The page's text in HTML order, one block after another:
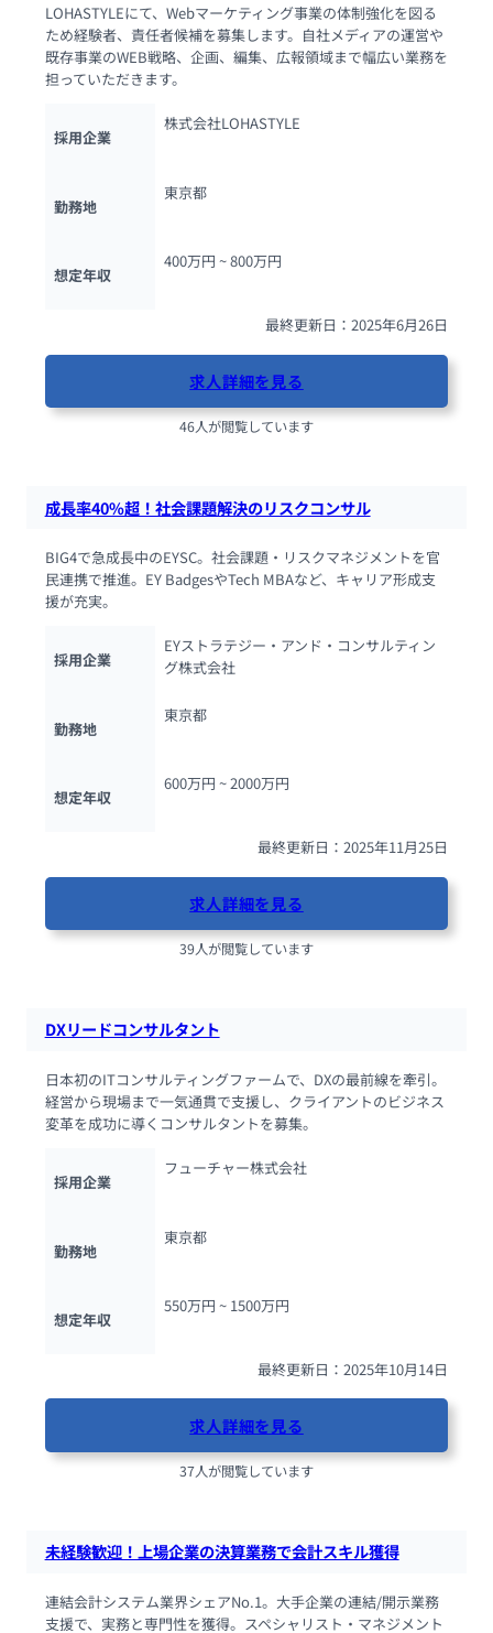
LOHASTYLEにて、Webマーケティング事業の体制強化を図る
ため経験者、責任者候補を募集します。自社メディアの運営や
既存事業のWEB戦略、企画、編集、広報領域まで幅広い業務を
担っていただきます。
採用企業
株式会社LOHASTYLE
勤務地
東京都
想定年収
400万円 ~ 800万円
最終更新日：2025年6月26日
求人詳細を見る
46人が閲覧しています
成長率40%超！社会課題解決のリスクコンサル
BIG4で急成長中のEYSC。社会課題・リスクマネジメントを官
民連携で推進。EY BadgesやTech MBAなど、キャリア形成支
援が充実。
採用企業
EYストラテジー・アンド・コンサルティン
グ株式会社
勤務地
東京都
想定年収
600万円 ~ 2000万円
最終更新日：2025年11月25日
求人詳細を見る
39人が閲覧しています
DXリードコンサルタント
日本初のITコンサルティングファームで、DXの最前線を牽引。
経営から現場まで一気通貫で支援し、クライアントのビジネス
変革を成功に導くコンサルタントを募集。
採用企業
フューチャー株式会社
勤務地
東京都
想定年収
550万円 ~ 1500万円
最終更新日：2025年10月14日
求人詳細を見る
37人が閲覧しています
未経験歓迎！上場企業の決算業務で会計スキル獲得
連結会計システム業界シェアNo.1。大手企業の連結/開示業務
支援で、実務と専門性を獲得。スペシャリスト・マネジメント